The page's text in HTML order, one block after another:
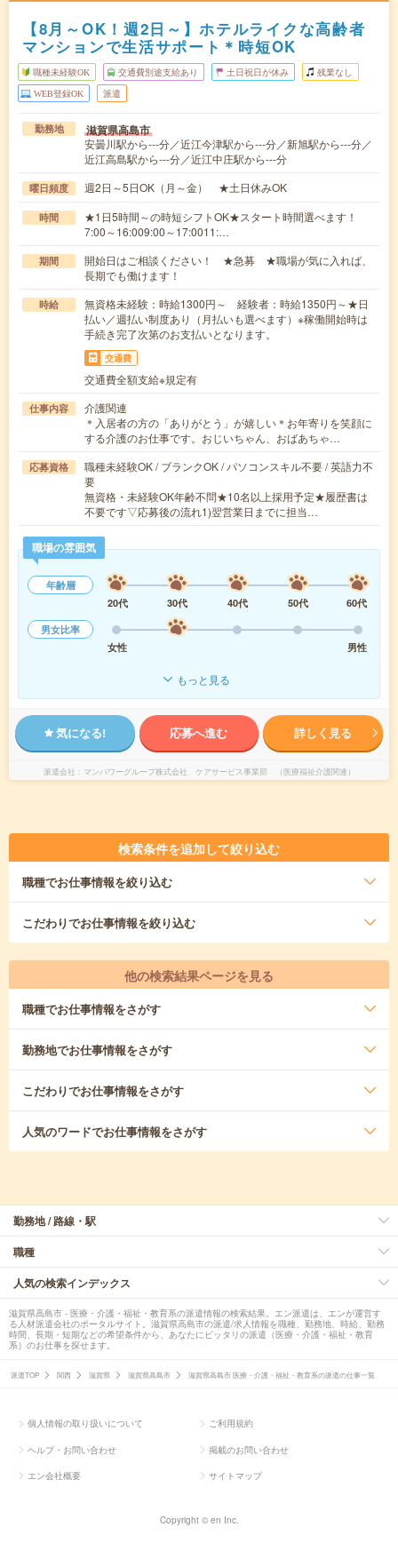
【8月～OK！週2日～】ホテルライクな高齢者
マンションで生活サポート＊時短OK
職種未経験OK 交通費別途支給あり 土日祝日が休み 残業なし
WEB登録OK 派遣
勤務地 滋賀県高島市
安曇川駅から---分／近江今津駅から---分／新旭駅から---分／
近江高島駅から---分／近江中庄駅から---分
曜日頻度 週2日～5日OK（月～金） ★土日休みOK
時間
★1日5時間～の時短シフトOK★スタート時間選べます！
7:00～16:009:00～17:0011:…
期間
開始日はご相談ください！ ★急募 ★職場が気に入れば、
長期でも働けます！
時給
無資格未経験：時給1300円～ 経験者：時給1350円～★日
払い／週払い制度あり（月払いも選べます）※稼働開始時は
手続き完了次第のお支払いとなります。
交通費
交通費全額支給※規定有
仕事内容
介護関連
＊入居者の方の「ありがとう」が嬉しい＊お年寄りを笑顔に
する介護のお仕事です。おじいちゃん、おばあちゃ…
応募資格
職種未経験OK / ブランクOK / パソコンスキル不要 / 英語力不
要
無資格・未経験OK年齢不問★10名以上採用予定★履歴書は
不要です▽応募後の流れ1)翌営業日までに担当…
職場の雰囲気
年齢層
20代
30代 40代 50代
60代
男女比率
女性
男性
もっと見る
気になる! 応募へ進む 詳しく見る
派遣会社 マンパワーグループ株式会社 ケアサービス事業部 （医療福祉介護関連）
検索条件を追加して絞り込む
職種でお仕事情報を絞り込む
こだわりでお仕事情報を絞り込む
他の検索結果ページを見る
職種でお仕事情報をさがす
勤務地でお仕事情報をさがす
こだわりでお仕事情報をさがす
人気のワードでお仕事情報をさがす
勤務地 / 路線・駅
職種
人気の検索インデックス
滋賀県高島市 - 医療・介護・福祉・教育系の派遣情報の検索結果。エン派遣は、エンが運営す
る人材派遣会社のポータルサイト。滋賀県高島市の派遣/求人情報を職種、勤務地、時給、勤務
時間、長期・短期などの希望条件から、あなたにピッタリの派遣（医療・介護・福祉・教育
系）のお仕事を探せます。
派遣TOP 関西 滋賀県 滋賀県高島市 滋賀県高島市 医療・介護・福祉・教育系の派遣の仕事一覧
個人情報の取り扱いについて ご利用規約
ヘルプ・お問い合わせ 掲載のお問い合わせ
エン会社概要 サイトマップ
Copyright © en Inc.